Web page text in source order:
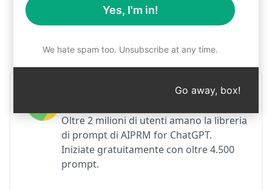
Passo 1: Scaricare gratuitamente
AIPRM
AIPRM per Google Chrome
Oltre 2 milioni di utenti amano la libreria
di prompt di AIPRM for ChatGPT.
Iniziate gratuitamente con oltre 4.500
prompt.
Yes, I'm in!
We hate spam too. Unsubscribe at any time.
Go away, box!